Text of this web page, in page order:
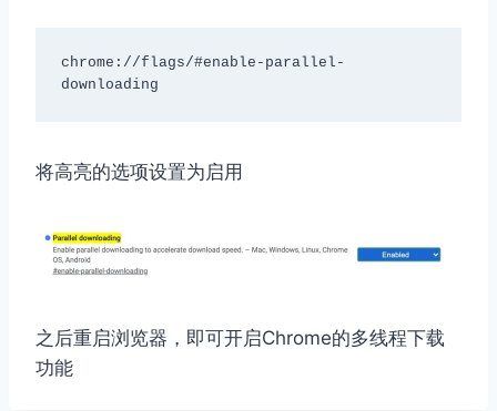
chrome://flags/#enable-parallel-
downloading
将高亮的选项设置为启用
之后重启浏览器，即可开启Chrome的多线程下载
功能